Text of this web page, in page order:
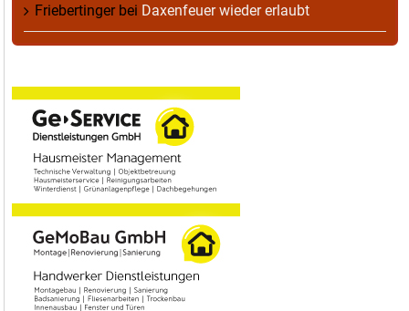
Friebertingerbei Daxenfeuer wieder erlaubt